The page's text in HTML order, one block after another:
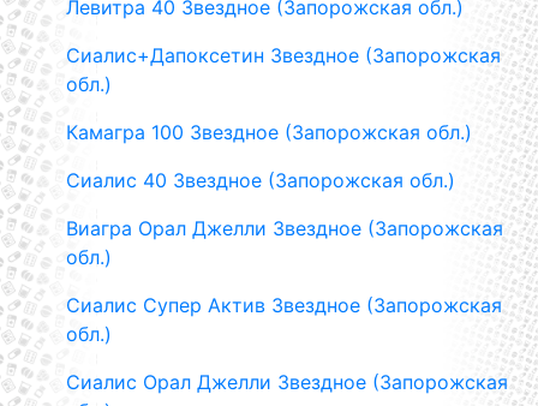
Левитра 40 Звездное (Запорожская обл.)
Сиалис+Дапоксетин Звездное (Запорожская
обл.)
Камагра 100 Звездное (Запорожская обл.)
Сиалис 40 Звездное (Запорожская обл.)
Виагра Орал Джелли Звездное (Запорожская
обл.)
Сиалис Супер Актив Звездное (Запорожская
обл.)
Сиалис Орал Джелли Звездное (Запорожская